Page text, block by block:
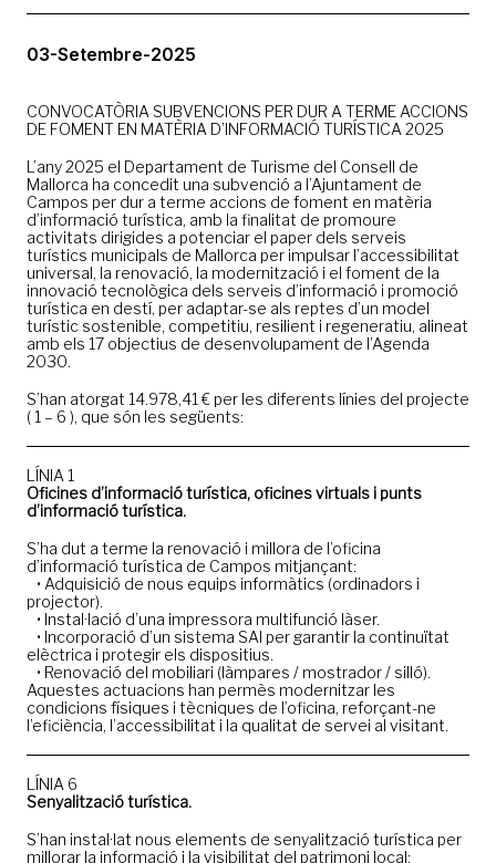
03-Setembre-2025
CONVOCATÒRIA SUBVENCIONS PER DUR A TERME ACCIONS
DE FOMENT EN MATÈRIA D’INFORMACIÓ TURÍSTICA 2025
L’any 2025 el Departament de Turisme del Consell de
Mallorca ha concedit una subvenció a l’Ajuntament de
Campos per dur a terme accions de foment en matèria
d’informació turística, amb la finalitat de promoure
activitats dirigides a potenciar el paper dels serveis
turístics municipals de Mallorca per impulsar l’accessibilitat
universal, la renovació, la modernització i el foment de la
innovació tecnològica dels serveis d’informació i promoció
turística en destí, per adaptar-se als reptes d’un model
turístic sostenible, competitiu, resilient i regeneratiu, alineat
amb els 17 objectius de desenvolupament de l’Agenda
2030.
S’han atorgat 14.978,41 € per les diferents línies del projecte
( 1 – 6 ), que són les següents:
LÍNIA 1
Oficines d’informació turística, oficines virtuals i punts
d’informació turística.
S’ha dut a terme la renovació i millora de l’oficina
d’informació turística de Campos mitjançant:
• Adquisició de nous equips informàtics (ordinadors i
projector).
• Instal·lació d’una impressora multifunció làser.
• Incorporació d’un sistema SAI per garantir la continuïtat
elèctrica i protegir els dispositius.
• Renovació del mobiliari (làmpares / mostrador / silló).
Aquestes actuacions han permès modernitzar les
condicions físiques i tècniques de l’oficina, reforçant-ne
l’eficiència, l’accessibilitat i la qualitat de servei al visitant.
LÍNIA 6
Senyalització turística.
S’han instal·lat nous elements de senyalització turística per
millorar la informació i la visibilitat del patrimoni local: